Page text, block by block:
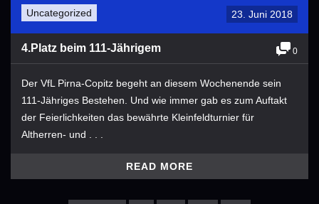
Uncategorized 23. Juni 2018
4.Platz beim 111-Jährigem 0
Der VfL Pirna-Copitz ​begeht an diesem Wochenende sein
111-Jähriges Bestehen. Und wie immer gab es zum Auftakt
der Feierlichkeiten das bewährte Kleinfeldturnier für
Altherren- und . . .
READ MORE